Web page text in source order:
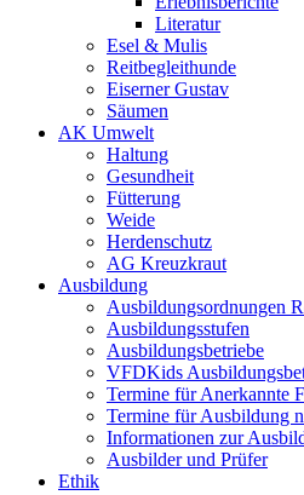
Literatur
Esel & Mulis
Reitbegleithunde
Eiserner Gustav
Säumen
AK Umwelt
Haltung
Gesundheit
Fütterung
Weide
Herdenschutz
AG Kreuzkraut
Ausbildung
Ausbildungsordnungen
Ausbildungsstufen
Ausbildungsbetriebe
VFDKids
Termine für Anerkannte
Termine für Ausbildung
Informationen zur
Ausbilder und Prüfer
Ethik